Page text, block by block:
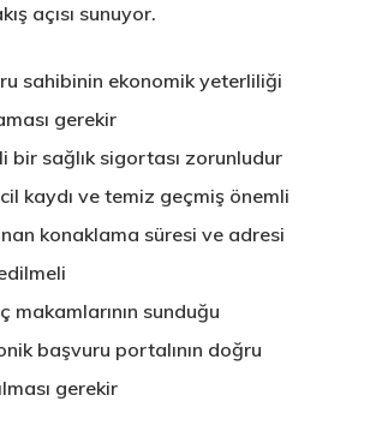
açısı sunuyor.
sahibinin ekonomik yeterliliği
gerekir
bir sağlık sigortası zorunludur
kaydı ve temiz geçmiş önemli
konaklama süresi ve adresi
makamlarının sunduğu
başvuru portalının doğru
gerekir